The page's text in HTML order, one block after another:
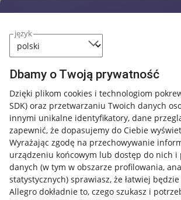
język
Dbamy o Twoją prywatność
Dzięki plikom cookies i technologiom
SDK) oraz przetwarzaniu Twoich danych
innymi unikalne identyfikatory, dane
zapewnić, że dopasujemy do Ciebie
Wyrażając zgodę na przechowywanie
urządzeniu końcowym lub dostęp do nich i
danych (w tym w obszarze profilowania,
statystycznych) sprawiasz, że łatwiej
Allegro dokładnie to, czego szukasz i